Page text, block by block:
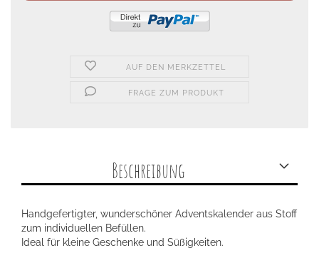
AUF DEN MERKZETTEL
FRAGE ZUM PRODUKT
Beschreibung
Handgefertigter, wunderschöner Adventskalender aus Stoff
zum individuellen Befüllen.
Ideal für kleine Geschenke und Süßigkeiten.